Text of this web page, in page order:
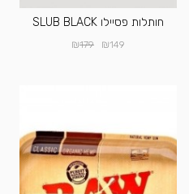
חותלות פסיילו SLUB BLACK
₪149
₪179